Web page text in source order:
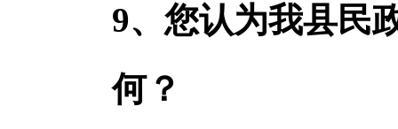
9、 您认为我县民
何？